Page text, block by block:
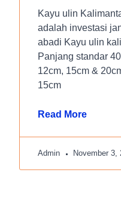
Kayu ulin
adalah investasi
abadi Kayu ulin
Panjang standar
12cm, 15cm &
15cm
Read More
Admin November 3,